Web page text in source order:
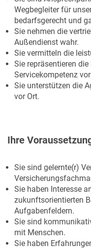
Wegbegleiter für
bedarfsgerecht und
Sie nehmen die
Außendienst wahr.
Sie vermitteln die
Sie repräsentieren
Servicekompetenz
Sie unterstützen die
vor Ort.
Ihre
Sie sind gelernte(r)
Sie haben Interesse
zukunftsorientierten
Aufgabenfeldern.
Sie sind
mit Menschen.
Sie haben